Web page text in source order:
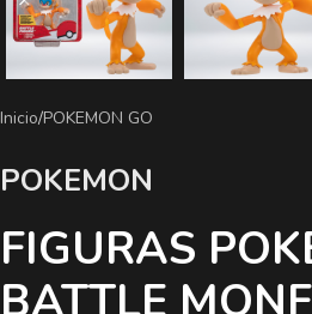
Inicio/POKEMON GO
POKEMON
FIGURAS